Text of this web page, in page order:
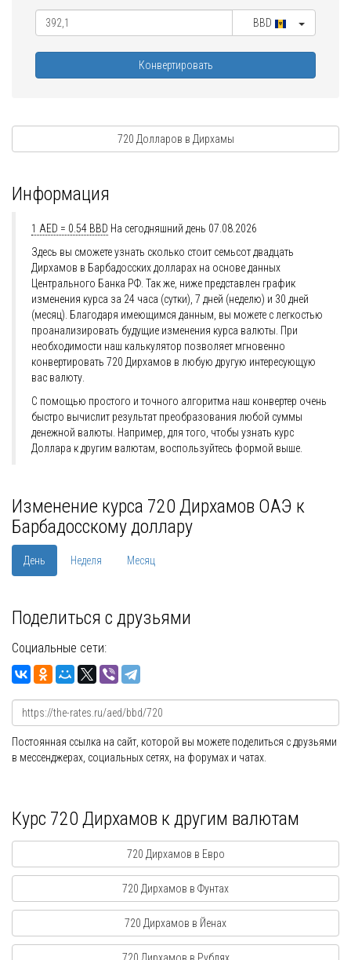
BBD
Конвертировать
720 Долларов в Дирхамы
Информация
1 AED = 0.54 BBD На сегодняшний день 07.08.2026
Здесь вы сможете узнать сколько стоит семьсот двадцать
Дирхамов в Барбадосских долларах на основе данных
Центрального Банка РФ. Так же, ниже представлен график
изменения курса за 24 часа (сутки), 7 дней (неделю) и 30 дней
(месяц). Благодаря имеющимся данным, вы можете с легкостью
проанализировать будущие изменения курса валюты. При
необходимости наш калькулятор позволяет мгновенно
конвертировать 720 Дирхамов в любую другую интересующую
вас валюту.
С помощью простого и точного алгоритма наш конвертер очень
быстро вычислит результат преобразования любой суммы
денежной валюты. Например, для того, чтобы узнать курс
Доллара к другим валютам, воспользуйтесь формой выше.
Изменение курса 720 Дирхамов ОАЭ к
Барбадосскому доллару
День Неделя Месяц
Поделиться с друзьями
Социальные сети:
Постоянная ссылка на сайт, которой вы можете поделиться с друзьями
в мессенджерах, социальных сетях, на форумах и чатах.
Курс 720 Дирхамов к другим валютам
720 Дирхамов в Евро
720 Дирхамов в Фунтах
720 Дирхамов в Йенах